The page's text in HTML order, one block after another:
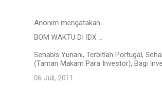
Anonim mengatakan…
BOM WAKTU DI IDX ...
Sehabis Yunani, Terbitlah Portugal,
(Taman Makam Para Investor), Bagi
06 Juli, 2011